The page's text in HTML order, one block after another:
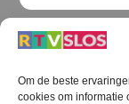
Om de beste
cookies om informatie